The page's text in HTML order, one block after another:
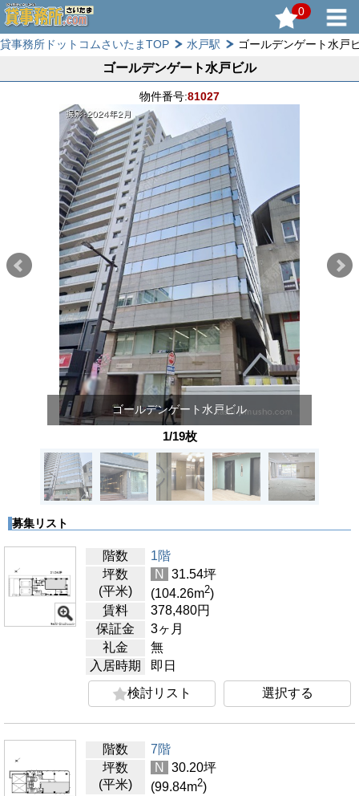
0
貸事務所ドットコムさいたまTOP 水戸駅 ゴールデンゲート水戸
ゴールデンゲート水戸ビル
物件番号:81027
ゴールデンゲート水戸ビル
1/19枚
募集リスト
階数
1階
坪数
(平米)
N 31.54坪
(104.26m2)
賃料
378,480円
保証金
3ヶ月
礼金
無
入居時期
即日
検討リスト
選択する
階数
7階
坪数
(平米)
N 30.20坪
(99.84m2)